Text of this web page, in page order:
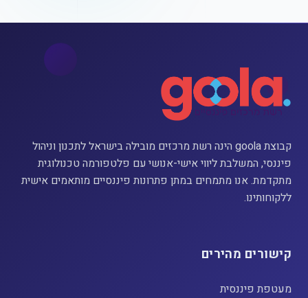
קבוצת goola הינה רשת מרכזים מובילה בישראל לתכנון וניהול
פיננסי, המשלבת ליווי אישי-אנושי עם פלטפורמה טכנולוגית
מתקדמת. אנו מתמחים במתן פתרונות פיננסיים מותאמים אישית
ללקוחותינו.
קישורים מהירים
מעטפת פיננסית